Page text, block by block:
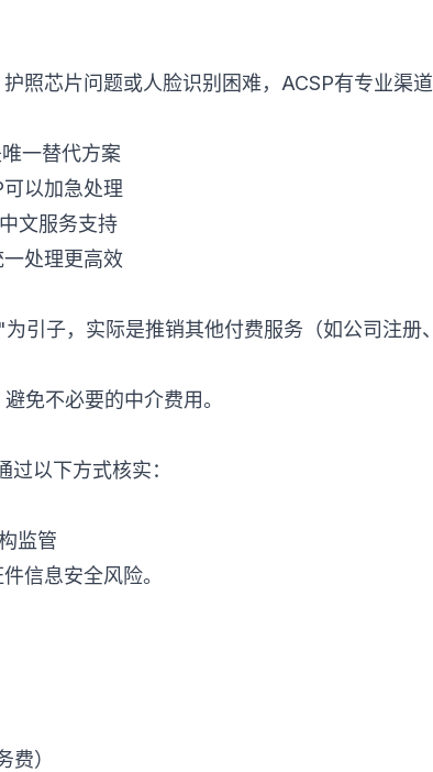
照芯片问题或人脸识别困难，ACSP有专业渠道
一替代方案
以加急处理
文服务支持
处理更高效
引子，实际是推销其他付费服务（如公司注册、
免不必要的中介费用。
以下方式核实：
监管
信息安全风险。
）